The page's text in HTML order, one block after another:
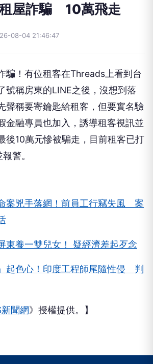
屋詐騙 10萬飛走
08-04 21:46:47
騙！有位租客在Threads上看到台
號稱房東的LINE之後，沒想到落
聲稱要寄鑰匙給租客，但要實名驗
金融專員也加入，誘導租客視訊並
後10萬元慘被騙走，目前租客已打
警。
案兇手落網！前員工行竊失風 案
東養一雙兒女！ 疑經濟差起歹念
起色心！印度工程師尾隨性侵 判
聞網》授權提供。】